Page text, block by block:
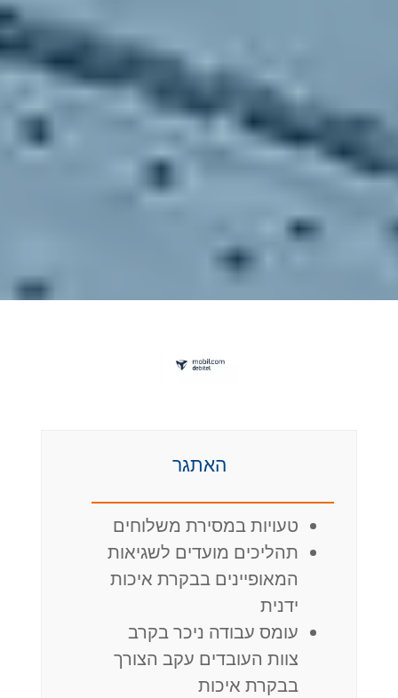
האתגר
טעויות במסירת משלוחים
תהליכים מועדים לשגיאות
המאופיינים בבקרת איכות
ידנית
עומס עבודה ניכר בקרב
צוות העובדים עקב הצורך
בבקרת איכות